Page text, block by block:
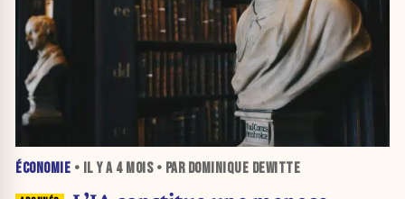
ÉCONOMIE • IL Y A 4 MOIS• PAR DOMINIQUE DEWITTE